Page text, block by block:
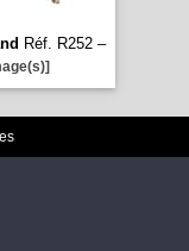
Réf. R252 –